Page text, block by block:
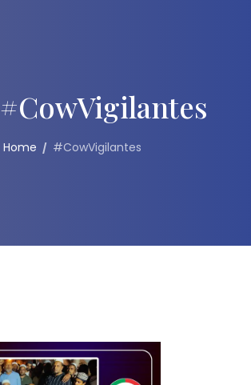
#CowVigilantes
Home #CowVigilantes